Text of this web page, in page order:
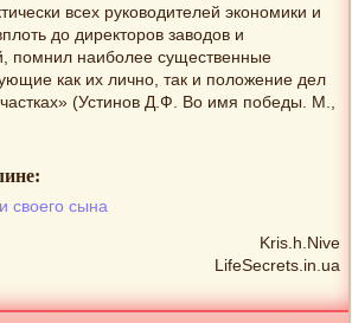
всех руководителей экономики и
до директоров заводов и
помнил наиболее существенные
как их лично, так и положение дел
(Устинов Д.Ф. Во имя победы. М.,
своего сына
Kris.h.Nive
LifeSecrets.in.ua